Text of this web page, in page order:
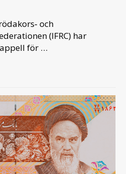
och
(IFRC) har
för …